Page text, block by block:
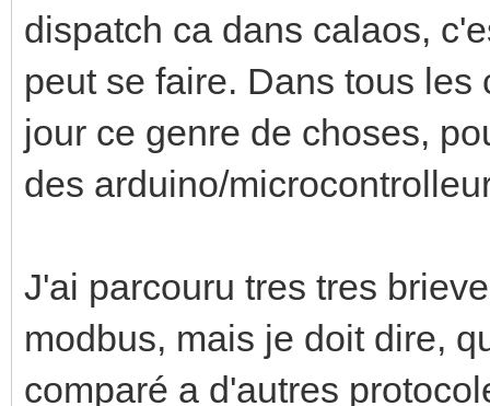
dispatch ca dans calaos,
peut se faire. Dans tous
jour ce genre de choses,
des arduino/
J'ai parcouru tres tres
modbus, mais je doit dire,
comparé a d'autres